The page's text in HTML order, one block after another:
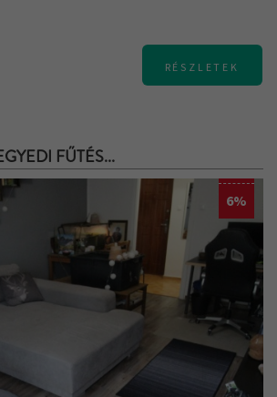
RÉSZLETEK
FŰTÉS...
6%